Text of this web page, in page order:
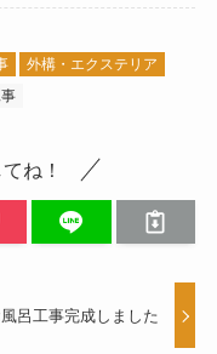
外構・エクステリア
ね！
呂工事完成しました